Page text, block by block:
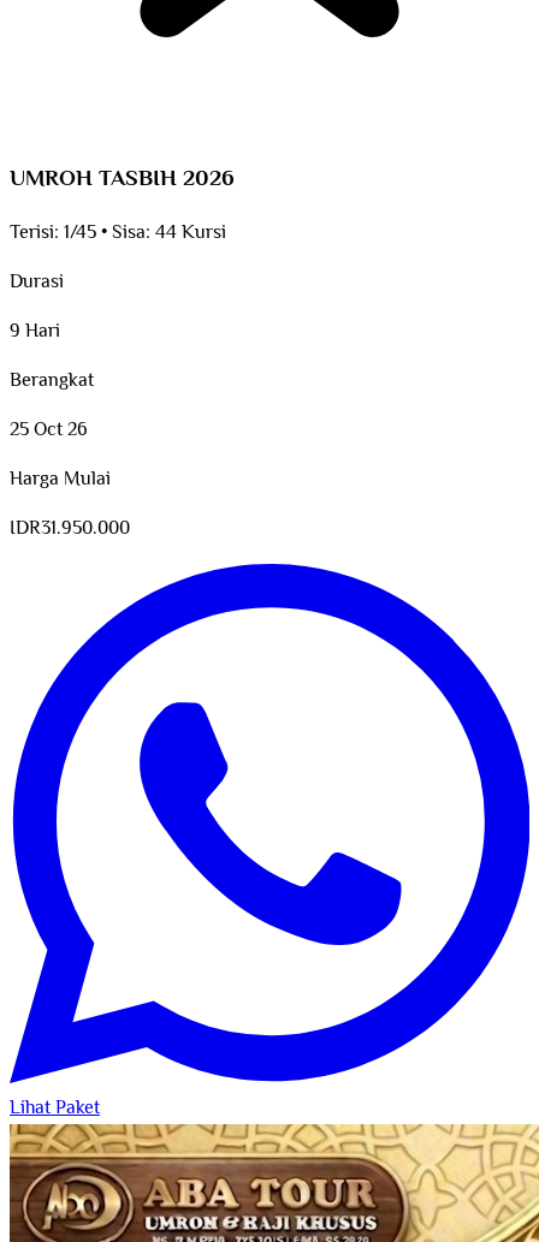
UMROH TASBIH 2026
Terisi: 1/45•Sisa: 44 Kursi
Durasi
9 Hari
Berangkat
25 Oct 26
Harga Mulai
IDR31.950.000
Lihat Paket